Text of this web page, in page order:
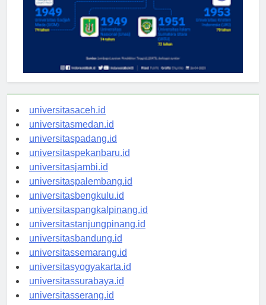
universitasaceh.id
universitasmedan.id
universitaspadang.id
universitaspekanbaru.id
universitasjambi.id
universitaspalembang.id
universitasbengkulu.id
universitaspangkalpinang.id
universitastanjungpinang.id
universitasbandung.id
universitassemarang.id
universitasyogyakarta.id
universitassurabaya.id